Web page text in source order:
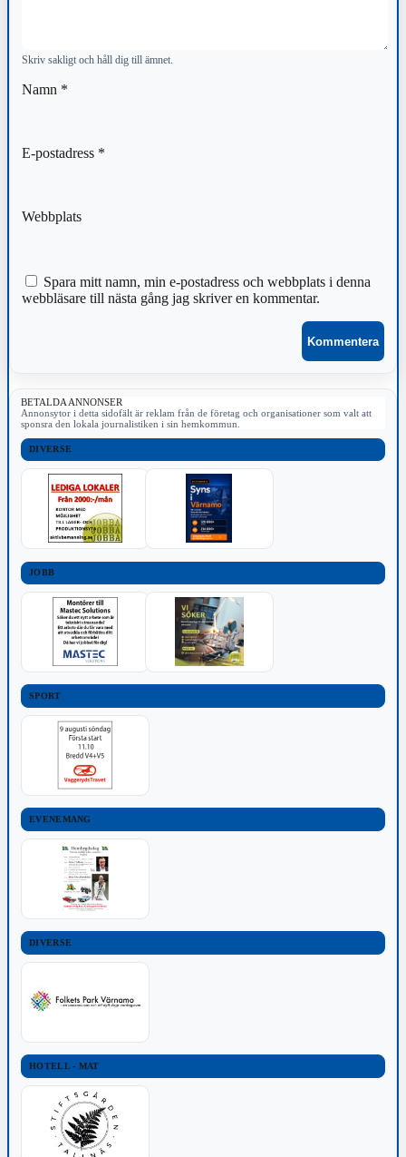
Skriv sakligt och håll dig till ämnet.
Namn *
E-postadress *
Webbplats
Spara mitt namn, min e-postadress och webbplats i denna
webbläsare till nästa gång jag skriver en kommentar.
BETALDA ANNONSER
Annonsytor i detta sidofält är reklam från de företag och organisationer som valt att
sponsra den lokala journalistiken i sin hemkommun.
DIVERSE
JOBB
SPORT
EVENEMANG
DIVERSE
HOTELL - MAT